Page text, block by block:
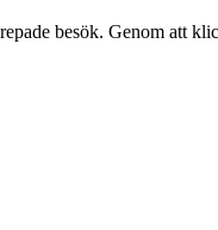
besök. Genom att